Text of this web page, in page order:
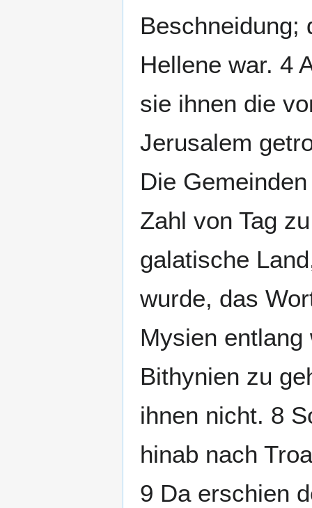
Beschneidung;
Hellene war. 4
sie ihnen die
Jerusalem
Die
Zahl von Tag
galatische
wurde, das
Mysien
Bithynien zu
ihnen nicht. 8
hinab nach
9 Da erschien